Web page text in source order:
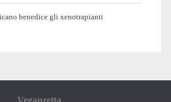
benedice gli xenotrapianti
Veganzetta